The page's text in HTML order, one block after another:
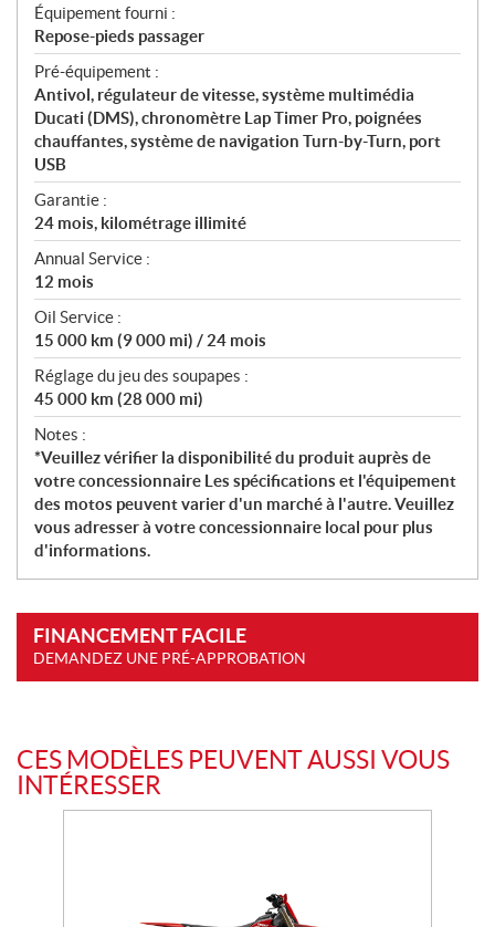
Équipement fourni :
Repose-pieds passager
Pré-équipement :
Antivol, régulateur de vitesse, système multimédia
Ducati (DMS), chronomètre Lap Timer Pro, poignées
chauffantes, système de navigation Turn-by-Turn, port
USB
Garantie :
24 mois, kilométrage illimité
Annual Service :
12 mois
Oil Service :
15 000 km (9 000 mi) / 24 mois
Réglage du jeu des soupapes :
45 000 km (28 000 mi)
Notes :
*Veuillez vérifier la disponibilité du produit auprès de
votre concessionnaire Les spécifications et l'équipement
des motos peuvent varier d'un marché à l'autre. Veuillez
vous adresser à votre concessionnaire local pour plus
d'informations.
FINANCEMENT FACILE
DEMANDEZ UNE PRÉ-APPROBATION
CES MODÈLES PEUVENT AUSSI VOUS
INTÉRESSER